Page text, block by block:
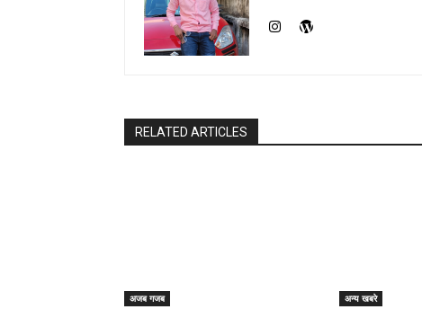
RELATED ARTICLES
अजब गजब अन्य खबरे